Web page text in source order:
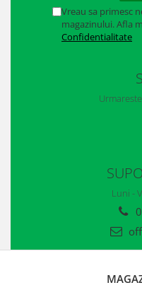
Vreau sa primesc
magazinului. Afla
Confidentialitate
Luni -